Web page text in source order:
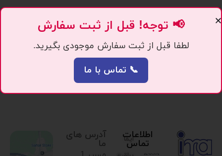
ایما
اطلاعات
تماس
آدرس های
ما
📢 توجه! قبل از ثبت سفارش
لطفا قبل از ثبت سفارش موجودی بگیرید.
📞 تماس با ما